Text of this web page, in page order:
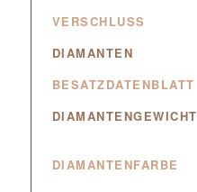
VERSCHLUSS
DIAMANTEN
BESATZDATENBLATT
DIAMANTENGEWICHT
DIAMANTENFARBE